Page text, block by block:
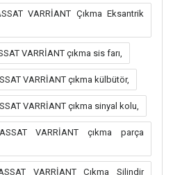
VARRİANT Çıkma Eksantrik
VARRİANT çıkma sis farı,
VARRİANT çıkma külbütör,
VARRİANT çıkma sinyal kolu,
VARRİANT çıkma parça
VARRİANT Çıkma Silindir